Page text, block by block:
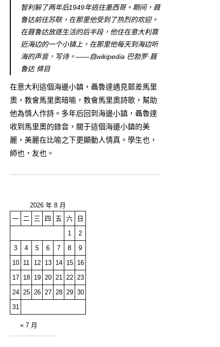
智利躲了两年后1949年逃往墨西哥。期间，聂
鲁达前往苏联，在那里他受到了热烈的欢迎。
在聂鲁达放逐生活的后半段，他住在意大利靠
近海边的一个小镇上，在那里他每天到海边听
海的声音，写诗。——自wikipedia 巴勃罗·聂
鲁达條目
在意大利這個海邊小鎮，聶魯達遇見郵差馬里
奧，教會馬里奧暗喻，教會馬里奧詩歌，幫助
他為情人作詩。多年后回到海邊小鎮，聶魯達
收到馬里奧的錄音，關于這個海邊小鎮的美
麗，美麗在比喻之下更顯動人情真。學生也，
師也，友也。
2026 年 8 月
一
二 三 四 五 六
日
1
2
3
4 5 6 7 8
9
10
11 12 13 14 15
16
17
18 19 20 21 22
23
24
25 26 27 28 29 30
31
« 7 月